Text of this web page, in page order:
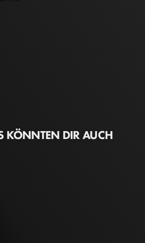
KÖNNTEN DIR AUCH